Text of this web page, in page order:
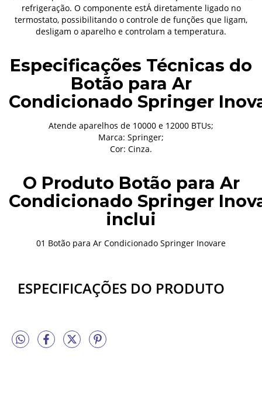
refrigeração. O componente estÁ diretamente ligado no
termostato, possibilitando o controle de funções que ligam,
desligam o aparelho e controlam a temperatura.
Especificações Técnicas do
Botão para Ar
Condicionado Springer
Atende aparelhos de 10000 e 12000 BTUs;
Marca: Springer;
Cor: Cinza.
O Produto Botão para Ar
Condicionado Springer
inclui
01 Botão para Ar Condicionado Springer Inovare
ESPECIFICAÇÕES DO PRODUTO